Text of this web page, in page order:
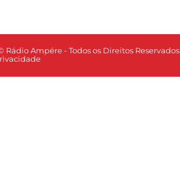
Rádio Ampére - Todos os Direitos Reservados